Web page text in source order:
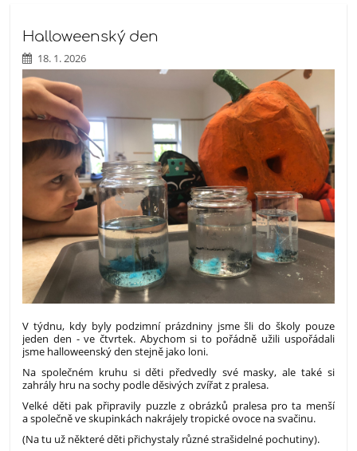
Halloweenský den
18. 1. 2026
V týdnu, kdy byly podzimní prázdniny jsme šli do školy pouze
jeden den - ve čtvrtek. Abychom si to pořádně užili uspořádali
jsme halloweenský den stejně jako loni.
Na společném kruhu si děti předvedly své masky, ale také si
zahrály hru na sochy podle děsivých zvířat z pralesa.
Velké děti pak připravily puzzle z obrázků pralesa pro ta menší
a společně ve skupinkách nakrájely tropické ovoce na svačinu.
(Na tu už některé děti přichystaly různé strašidelné pochutiny).